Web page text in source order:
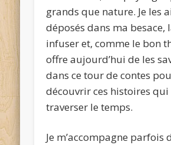
grands que nature. Je les
déposés dans ma besace,
infuser et, comme le bon
offre aujourd’hui de les
dans ce tour de contes
découvrir ces histoires qui
traverser le temps.
Je m’accompagne parfois